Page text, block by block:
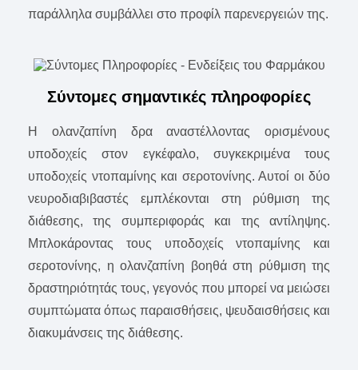
παράλληλα συμβάλλει στο προφίλ παρενεργειών της.
Σύντομες σημαντικές πληροφορίες
Η ολανζαπίνη δρα αναστέλλοντας ορισμένους
υποδοχείς στον εγκέφαλο, συγκεκριμένα τους
υποδοχείς ντοπαμίνης και σεροτονίνης. Αυτοί οι δύο
νευροδιαβιβαστές εμπλέκονται στη ρύθμιση της
διάθεσης, της συμπεριφοράς και της αντίληψης.
Μπλοκάροντας τους υποδοχείς ντοπαμίνης και
σεροτονίνης, η ολανζαπίνη βοηθά στη ρύθμιση της
δραστηριότητάς τους, γεγονός που μπορεί να μειώσει
συμπτώματα όπως παραισθήσεις, ψευδαισθήσεις και
διακυμάνσεις της διάθεσης.